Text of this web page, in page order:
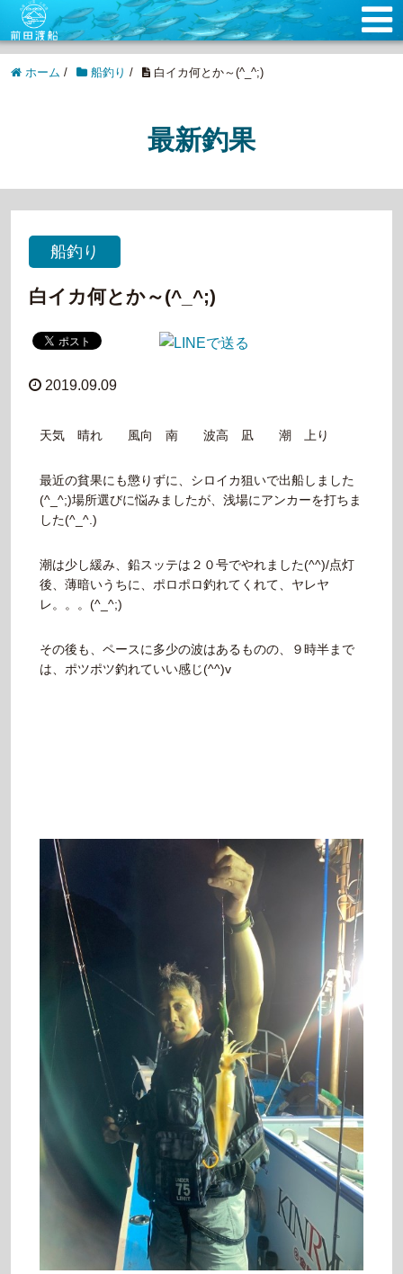
ホーム / 船釣り / 白イカ何とか～(^_^;)
最新釣果
船釣り
白イカ何とか～(^_^;)
2019.09.09
天気 晴れ 風向 南 波高 凪 潮 上り
最近の貧果にも懲りずに、シロイカ狙いで出船しました
(^_^;)場所選びに悩みましたが、浅場にアンカーを打ちま
した(^_^.)
潮は少し緩み、鉛スッテは２０号でやれました(^^)/点灯
後、薄暗いうちに、ポロポロ釣れてくれて、ヤレヤ
レ。。。(^_^;)
その後も、ペースに多少の波はあるものの、９時半まで
は、ポツポツ釣れていい感じ(^^)v